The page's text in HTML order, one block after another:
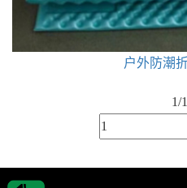
户外防潮
1/1